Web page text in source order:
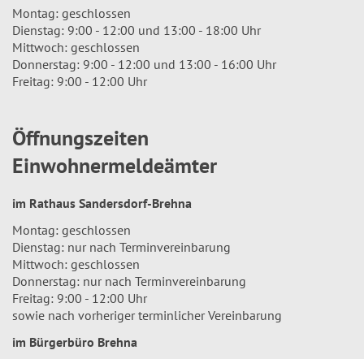
Montag: geschlossen
Dienstag: 9:00 - 12:00 und 13:00 - 18:00 Uhr
Mittwoch: geschlossen
Donnerstag: 9:00 - 12:00 und 13:00 - 16:00 Uhr
Freitag: 9:00 - 12:00 Uhr
Öffnungszeiten
Einwohnermeldeämter
im Rathaus Sandersdorf-Brehna
Montag: geschlossen
Dienstag: nur nach Terminvereinbarung
Mittwoch: geschlossen
Donnerstag: nur nach Terminvereinbarung
Freitag: 9:00 - 12:00 Uhr
sowie nach vorheriger terminlicher Vereinbarung
im Bürgerbüro Brehna